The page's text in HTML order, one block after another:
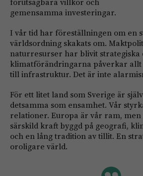
gemensamma investeringar.
I vår tid har föreställningen om en
världsordning skakats om.
naturresurser har blivit strategiska
klimatförändringarna påverkar allt
till infrastruktur. Det är inte
För ett litet land som Sverige är
detsamma som ensamhet. Vår
relationer. Europa är vår ram,
särskild kraft byggd på geografi,
och en lång tradition av tillit. En
oroligare värld.